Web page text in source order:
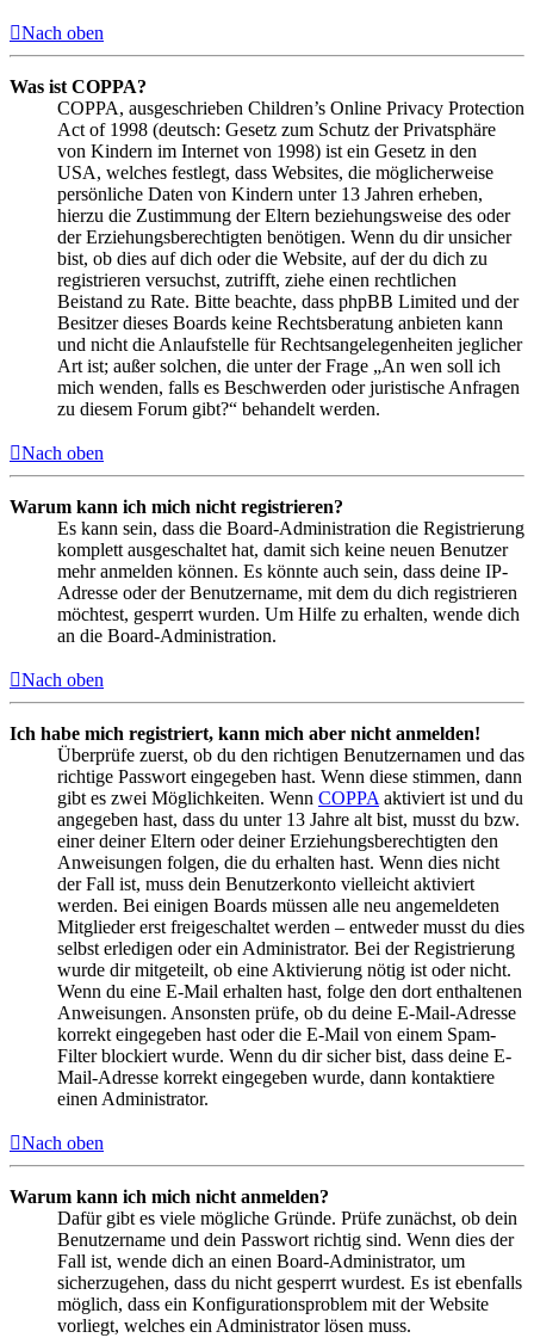
Nach oben
Was ist COPPA?
COPPA, ausgeschrieben Children’s Online Privacy Protection
Act of 1998 (deutsch: Gesetz zum Schutz der Privatsphäre
von Kindern im Internet von 1998) ist ein Gesetz in den
USA, welches festlegt, dass Websites, die möglicherweise
persönliche Daten von Kindern unter 13 Jahren erheben,
hierzu die Zustimmung der Eltern beziehungsweise des oder
der Erziehungsberechtigten benötigen. Wenn du dir unsicher
bist, ob dies auf dich oder die Website, auf der du dich zu
registrieren versuchst, zutrifft, ziehe einen rechtlichen
Beistand zu Rate. Bitte beachte, dass phpBB Limited und der
Besitzer dieses Boards keine Rechtsberatung anbieten kann
und nicht die Anlaufstelle für Rechtsangelegenheiten jeglicher
Art ist; außer solchen, die unter der Frage „An wen soll ich
mich wenden, falls es Beschwerden oder juristische Anfragen
zu diesem Forum gibt?“ behandelt werden.
Nach oben
Warum kann ich mich nicht registrieren?
Es kann sein, dass die Board-Administration die Registrierung
komplett ausgeschaltet hat, damit sich keine neuen Benutzer
mehr anmelden können. Es könnte auch sein, dass deine IP-
Adresse oder der Benutzername, mit dem du dich registrieren
möchtest, gesperrt wurden. Um Hilfe zu erhalten, wende dich
an die Board-Administration.
Nach oben
Ich habe mich registriert, kann mich aber nicht anmelden!
Überprüfe zuerst, ob du den richtigen Benutzernamen und das
richtige Passwort eingegeben hast. Wenn diese stimmen, dann
gibt es zwei Möglichkeiten. Wenn COPPA aktiviert ist und du
angegeben hast, dass du unter 13 Jahre alt bist, musst du bzw.
einer deiner Eltern oder deiner Erziehungsberechtigten den
Anweisungen folgen, die du erhalten hast. Wenn dies nicht
der Fall ist, muss dein Benutzerkonto vielleicht aktiviert
werden. Bei einigen Boards müssen alle neu angemeldeten
Mitglieder erst freigeschaltet werden – entweder musst du dies
selbst erledigen oder ein Administrator. Bei der Registrierung
wurde dir mitgeteilt, ob eine Aktivierung nötig ist oder nicht.
Wenn du eine E-Mail erhalten hast, folge den dort enthaltenen
Anweisungen. Ansonsten prüfe, ob du deine E-Mail-Adresse
korrekt eingegeben hast oder die E-Mail von einem Spam-
Filter blockiert wurde. Wenn du dir sicher bist, dass deine E-
Mail-Adresse korrekt eingegeben wurde, dann kontaktiere
einen Administrator.
Nach oben
Warum kann ich mich nicht anmelden?
Dafür gibt es viele mögliche Gründe. Prüfe zunächst, ob dein
Benutzername und dein Passwort richtig sind. Wenn dies der
Fall ist, wende dich an einen Board-Administrator, um
sicherzugehen, dass du nicht gesperrt wurdest. Es ist ebenfalls
möglich, dass ein Konfigurationsproblem mit der Website
vorliegt, welches ein Administrator lösen muss.